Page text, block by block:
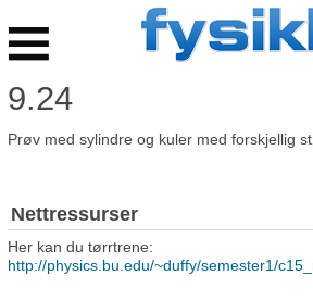
Hovedmeny
Fysikk
Nett
(2015)
9.24
Prøv med sylindre og kuler med forskjellig
Nettressurser
Her kan du tørrtrene:
http://physics.bu.edu/~duffy/semester1/